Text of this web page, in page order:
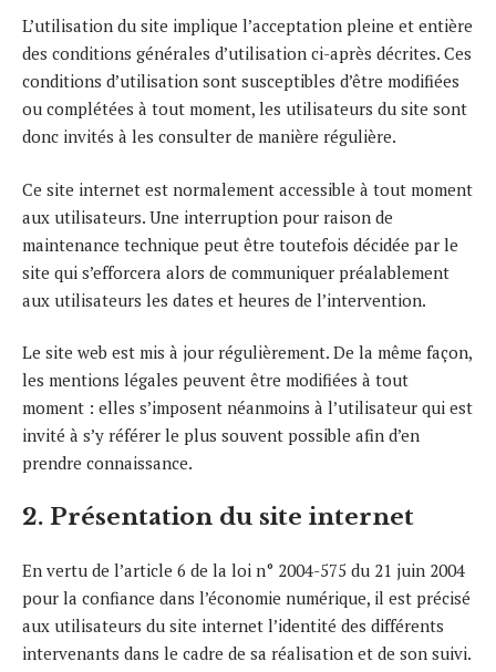
L’utilisation du site implique l’acceptation pleine et entière
des conditions générales d’utilisation ci-après décrites. Ces
conditions d’utilisation sont susceptibles d’être modifiées
ou complétées à tout moment, les utilisateurs du site sont
donc invités à les consulter de manière régulière.
Ce site internet est normalement accessible à tout moment
aux utilisateurs. Une interruption pour raison de
maintenance technique peut être toutefois décidée par le
site qui s’efforcera alors de communiquer préalablement
aux utilisateurs les dates et heures de l’intervention.
Le site web est mis à jour régulièrement. De la même façon,
les mentions légales peuvent être modifiées à tout
moment : elles s’imposent néanmoins à l’utilisateur qui est
invité à s’y référer le plus souvent possible afin d’en
prendre connaissance.
2. Présentation du site internet
En vertu de l’article 6 de la loi n° 2004-575 du 21 juin 2004
pour la confiance dans l’économie numérique, il est précisé
aux utilisateurs du site internet l’identité des différents
intervenants dans le cadre de sa réalisation et de son suivi.